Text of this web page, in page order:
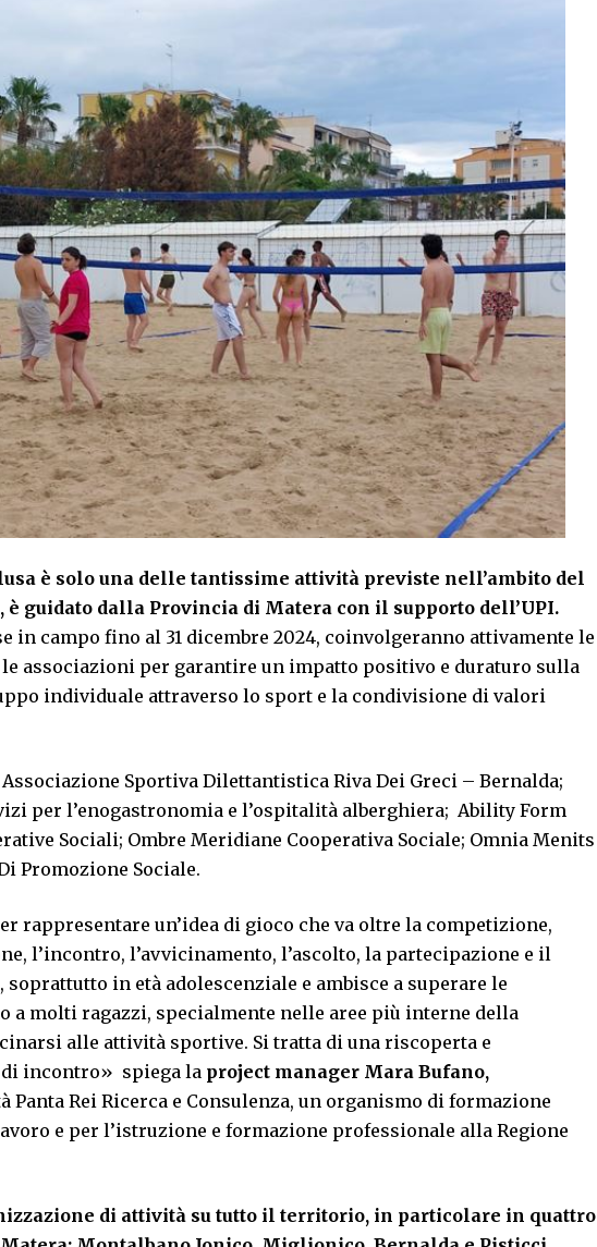
è solo una delle tantissime attività previste nell’ambito del
guidato dalla Provincia di Matera con il supporto dell’UPI.
in campo fino al 31 dicembre 2024, coinvolgeranno attivamente le
associazioni per garantire un impatto positivo e duraturo sulla
individuale attraverso lo sport e la condivisione di valori
Sportiva Dilettantistica Riva Dei Greci – Bernalda;
per l’enogastronomia e l’ospitalità alberghiera; Ability Form
Sociali; Ombre Meridiane Cooperativa Sociale; Omnia Menits
Promozione Sociale.
rappresentare un’idea di gioco che va oltre la competizione,
l’incontro, l’avvicinamento, l’ascolto, la partecipazione e il
in età adolescenziale e ambisce a superare le
a molti ragazzi, specialmente nelle aree più interne della
alle attività sportive. Si tratta di una riscoperta e
incontro» spiega la project manager Mara Bufano,
Rei Ricerca e Consulenza, un organismo di formazione
e per l’istruzione e formazione professionale alla Regione
di attività su tutto il territorio, in particolare in quattro